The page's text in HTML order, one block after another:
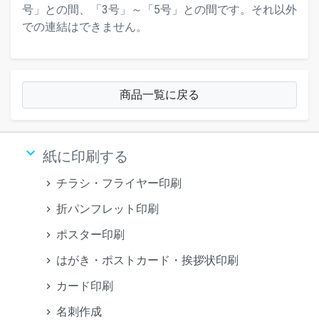
号」との間、「3号」～「5号」との間です。それ以外
での連結はできません。
商品一覧に戻る
keyboard_arrow_down 紙に印刷する
チラシ・フライヤー印刷
折パンフレット印刷
ポスター印刷
はがき・ポストカード・挨拶状印刷
カード印刷
名刺作成